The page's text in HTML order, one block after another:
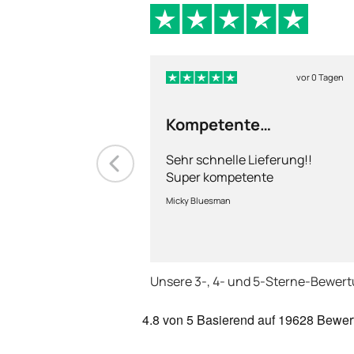
vor 0 Tagen
Kompetente
Sehr schnelle Lieferung!!
Super kompetente
Abhandlung!
Micky Bluesman
Unsere 3-, 4- und 5-Sterne-
4.8 von 5 Basierend auf19628